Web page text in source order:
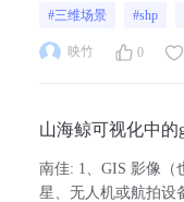
#三维场景 #shp
映竹 0
山海鲸可视化中的
南佳: 1、GIS 影像（
星、无人机或航拍设